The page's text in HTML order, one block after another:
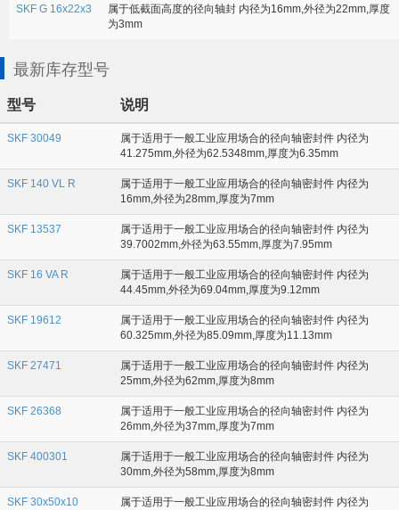
SKF G 16x22x3
属于低截面高度的径向轴封 内径为16mm,外径为22mm,厚度
为3mm
最新库存型号
型号 说明
SKF 30049
属于适用于一般工业应用场合的径向轴密封件 内径为
41.275mm,外径为62.5348mm,厚度为6.35mm
SKF 140 VL R
属于适用于一般工业应用场合的径向轴密封件 内径为
16mm,外径为28mm,厚度为7mm
SKF 13537
属于适用于一般工业应用场合的径向轴密封件 内径为
39.7002mm,外径为63.55mm,厚度为7.95mm
SKF 16 VA R
属于适用于一般工业应用场合的径向轴密封件 内径为
44.45mm,外径为69.04mm,厚度为9.12mm
SKF 19612
属于适用于一般工业应用场合的径向轴密封件 内径为
60.325mm,外径为85.09mm,厚度为11.13mm
SKF 27471
属于适用于一般工业应用场合的径向轴密封件 内径为
25mm,外径为62mm,厚度为8mm
SKF 26368
属于适用于一般工业应用场合的径向轴密封件 内径为
26mm,外径为37mm,厚度为7mm
SKF 400301
属于适用于一般工业应用场合的径向轴密封件 内径为
30mm,外径为58mm,厚度为8mm
SKF 30x50x10
属于适用于一般工业应用场合的径向轴密封件 内径为